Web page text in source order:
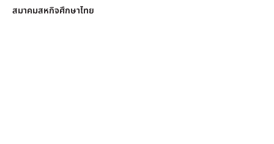
สมาคมสหกิจศึกษาไทย